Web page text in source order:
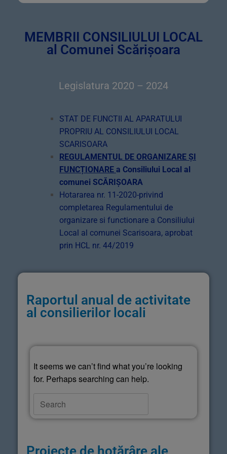
MEMBRII CONSILIULUI LOCAL
al Comunei Scărișoara
Legislatura 2020 – 2024
STAT DE FUNCTII AL APARATULUI
PROPRIU AL CONSILIULUI LOCAL
SCARISOARA
REGULAMENTUL DE ORGANIZARE ȘI
FUNCȚIONARE a Consiliului Local al
comunei SCĂRIȘOARA
Hotararea nr. 11-2020-privind
completarea Regulamentului de
organizare si functionare a Consiliului
Local al comunei Scarisoara, aprobat
prin HCL nr. 44/2019
Raportul anual de activitate
al consilierilor locali
It seems we can’t find what you’re looking
for. Perhaps searching can help.